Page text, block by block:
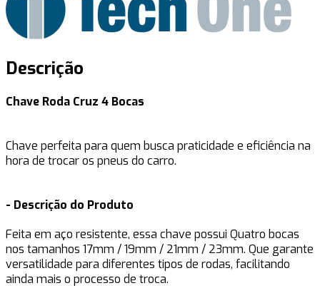
Descrição
Chave Roda Cruz 4 Bocas
Chave perfeita para quem busca praticidade e eficiência na
hora de trocar os pneus do carro.
- Descrição do Produto
Feita em aço resistente, essa chave possui Quatro bocas
nos tamanhos 17mm / 19mm / 21mm / 23mm. Que garante
versatilidade para diferentes tipos de rodas, facilitando
ainda mais o processo de troca.